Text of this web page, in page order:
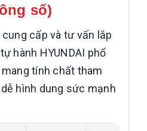
số)
cấp và tư vấn lắp
hành HYUNDAI phổ
tính chất tham
hình dung sức mạnh